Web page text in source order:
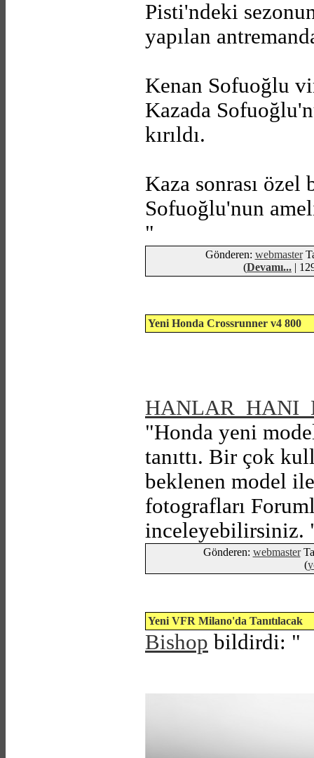
Pisti'ndeki
yapılan
Kenan Sofuoğlu
Kazada
kırıldı.
Kaza sonrası özel
Sofuoğlu'nun
"
Gönderen: webmaster
(Devamı... |
Yeni Honda Crossrunner v4 800
"Honda yeni
tanıttı. Bir çok
beklenen model
fotografları
inceleyebilirsiniz.
Gönderen: webmaster
(
Yeni VFR Milano'da Tanıtılacak
Bishop bildirdi: "